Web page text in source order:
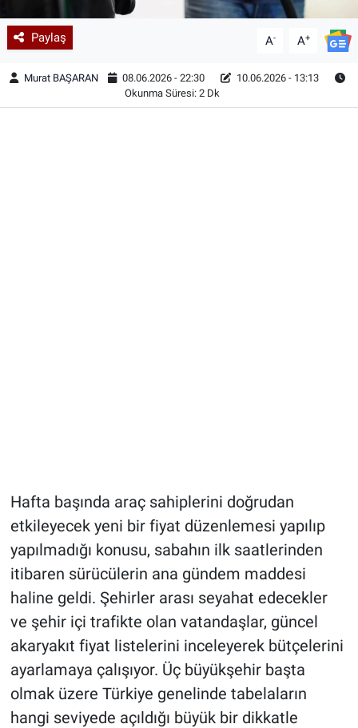
Paylaş A- A+
Murat BAŞARAN 08.06.2026 - 22:30
10.06.2026 - 13:13
Okunma Süresi: 2 Dk
Hafta başında araç sahiplerini doğrudan
etkileyecek yeni bir fiyat düzenlemesi yapılıp
yapılmadığı konusu, sabahın ilk saatlerinden
itibaren sürücülerin ana gündem maddesi
haline geldi. Şehirler arası seyahat edecekler
ve şehir içi trafikte olan vatandaşlar, güncel
akaryakıt fiyat listelerini inceleyerek bütçelerini
ayarlamaya çalışıyor. Üç büyükşehir başta
olmak üzere Türkiye genelinde tabelaların
hangi seviyede açıldığı büyük bir dikkatle